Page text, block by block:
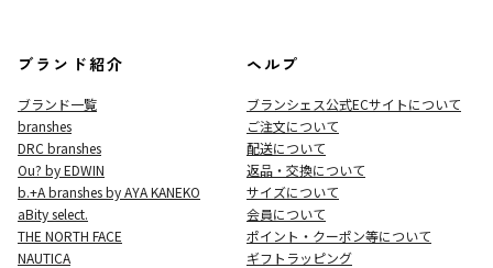
ブランド紹介
ブランド一覧
branshes
DRC branshes
Ou? by EDWIN
b.+A branshes by AYA KANEKO
aBity select.
THE NORTH FACE
NAUTICA
ヘルプ
ブランシェス公式ECサイトについて
ご注文について
配送について
返品・交換について
サイズについて
会員について
ポイント・クーポン等について
ギフトラッピング